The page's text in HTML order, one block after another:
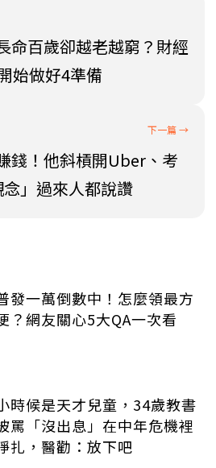
命百歲卻越老越窮？財經
始做好4準備
錢！他斜槓開Uber、考
」過來人都說讚
發一萬倒數中！怎麼領最方
？網友關心5大QA一次看
時候是天才兒童，34歲教書
罵「沒出息」在中年危機裡
扎，醫勸：放下吧